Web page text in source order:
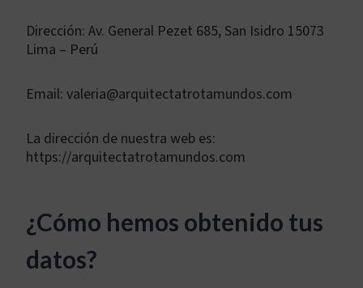
Dirección: Av. General Pezet 685, San Isidro 15073
Lima – Perú
Email: valeria@arquitectatrotamundos.com
La dirección de nuestra web es:
https://arquitectatrotamundos.com
¿Cómo hemos obtenido tus
datos?